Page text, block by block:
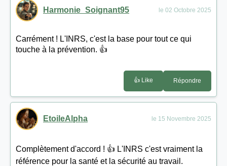
Harmonie_Soignant95 le 02 Octobre 2025
Carrément ! L'INRS, c'est la base pour tout ce qui
touche à la prévention. 👍
👍 Like Répondre
EtoileAlpha le 15 Novembre 2025
Complètement d'accord ! 👍 L'INRS c'est vraiment la
référence pour la santé et la sécurité au travail.